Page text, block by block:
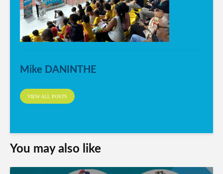
Mike DANINTHE
VIEW ALL POSTS
You may also like